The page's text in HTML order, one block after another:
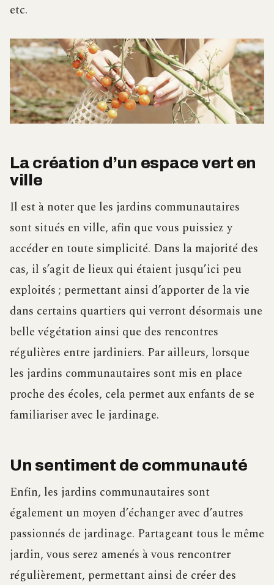
etc.
La création d’un espace vert en
ville
Il est à noter que les jardins communautaires
sont situés en ville, afin que vous puissiez y
accéder en toute simplicité. Dans la majorité des
cas, il s’agit de lieux qui étaient jusqu’ici peu
exploités ; permettant ainsi d’apporter de la vie
dans certains quartiers qui verront désormais une
belle végétation ainsi que des rencontres
régulières entre jardiniers. Par ailleurs, lorsque
les jardins communautaires sont mis en place
proche des écoles, cela permet aux enfants de se
familiariser avec le jardinage.
Un sentiment de communauté
Enfin, les jardins communautaires sont
également un moyen d’échanger avec d’autres
passionnés de jardinage. Partageant tous le même
jardin, vous serez amenés à vous rencontrer
régulièrement, permettant ainsi de créer des